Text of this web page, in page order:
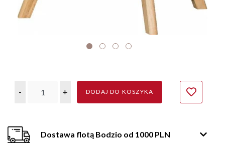
- + DODAJ DO KOSZYKA
Dostawa flotą Bodzio od 1000 PLN